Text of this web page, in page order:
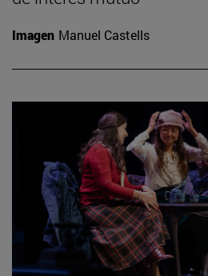
Imagen Manuel Castells